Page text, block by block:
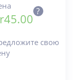
45.00
?
свою